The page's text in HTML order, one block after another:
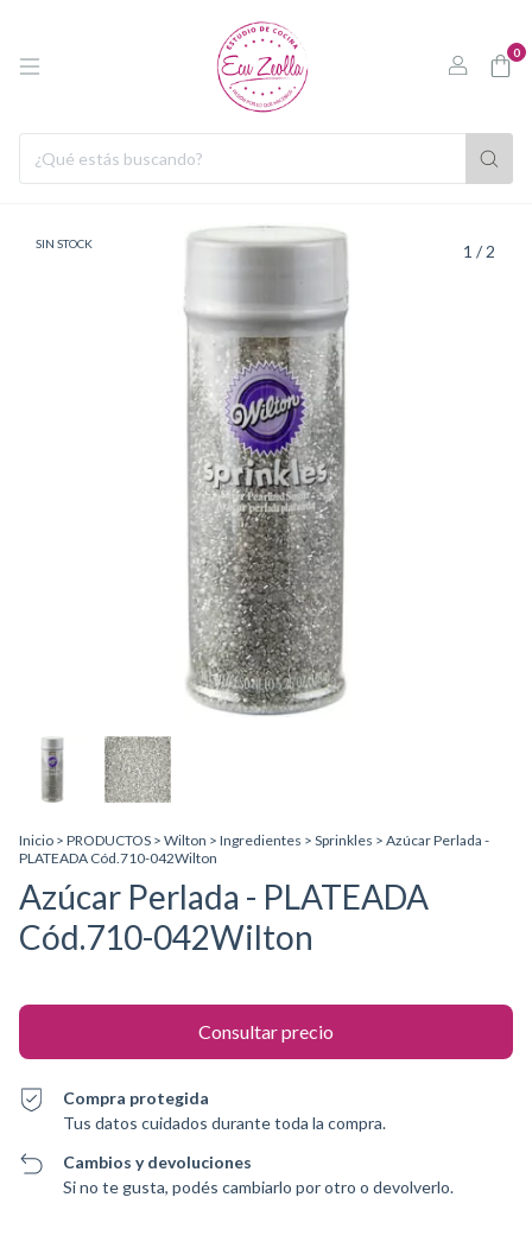
0
SIN STOCK 1 / 2
Inicio > PRODUCTOS > Wilton > Ingredientes > Sprinkles > Azúcar Perlada -
PLATEADA Cód.710-042Wilton
Azúcar Perlada - PLATEADA
Cód.710-042Wilton
Compra protegida
Tus datos cuidados durante toda la compra.
Cambios y devoluciones
Si no te gusta, podés cambiarlo por otro o devolverlo.